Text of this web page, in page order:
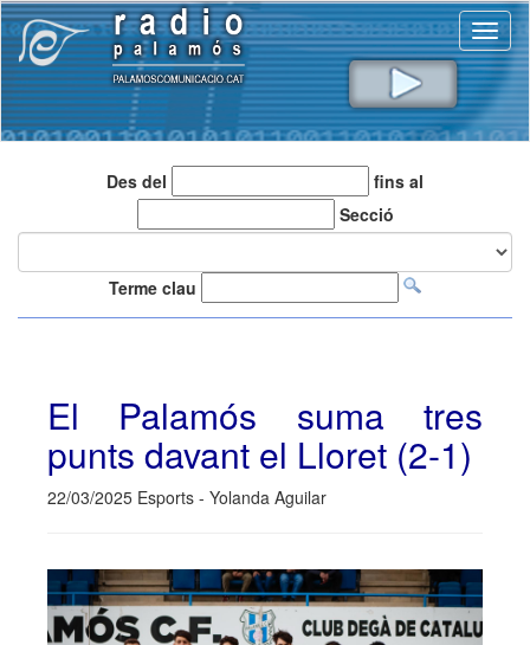
Des del
fins al
Secció
Terme clau
El Palamós suma tres
punts davant el Lloret (2-1)
22/03/2025 Esports - Yolanda Aguilar